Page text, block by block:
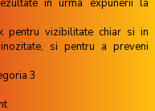
pentru vizibilitate chiar si in
si pentru a preveni
3